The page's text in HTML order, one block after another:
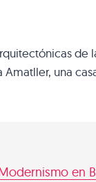
de
una
en